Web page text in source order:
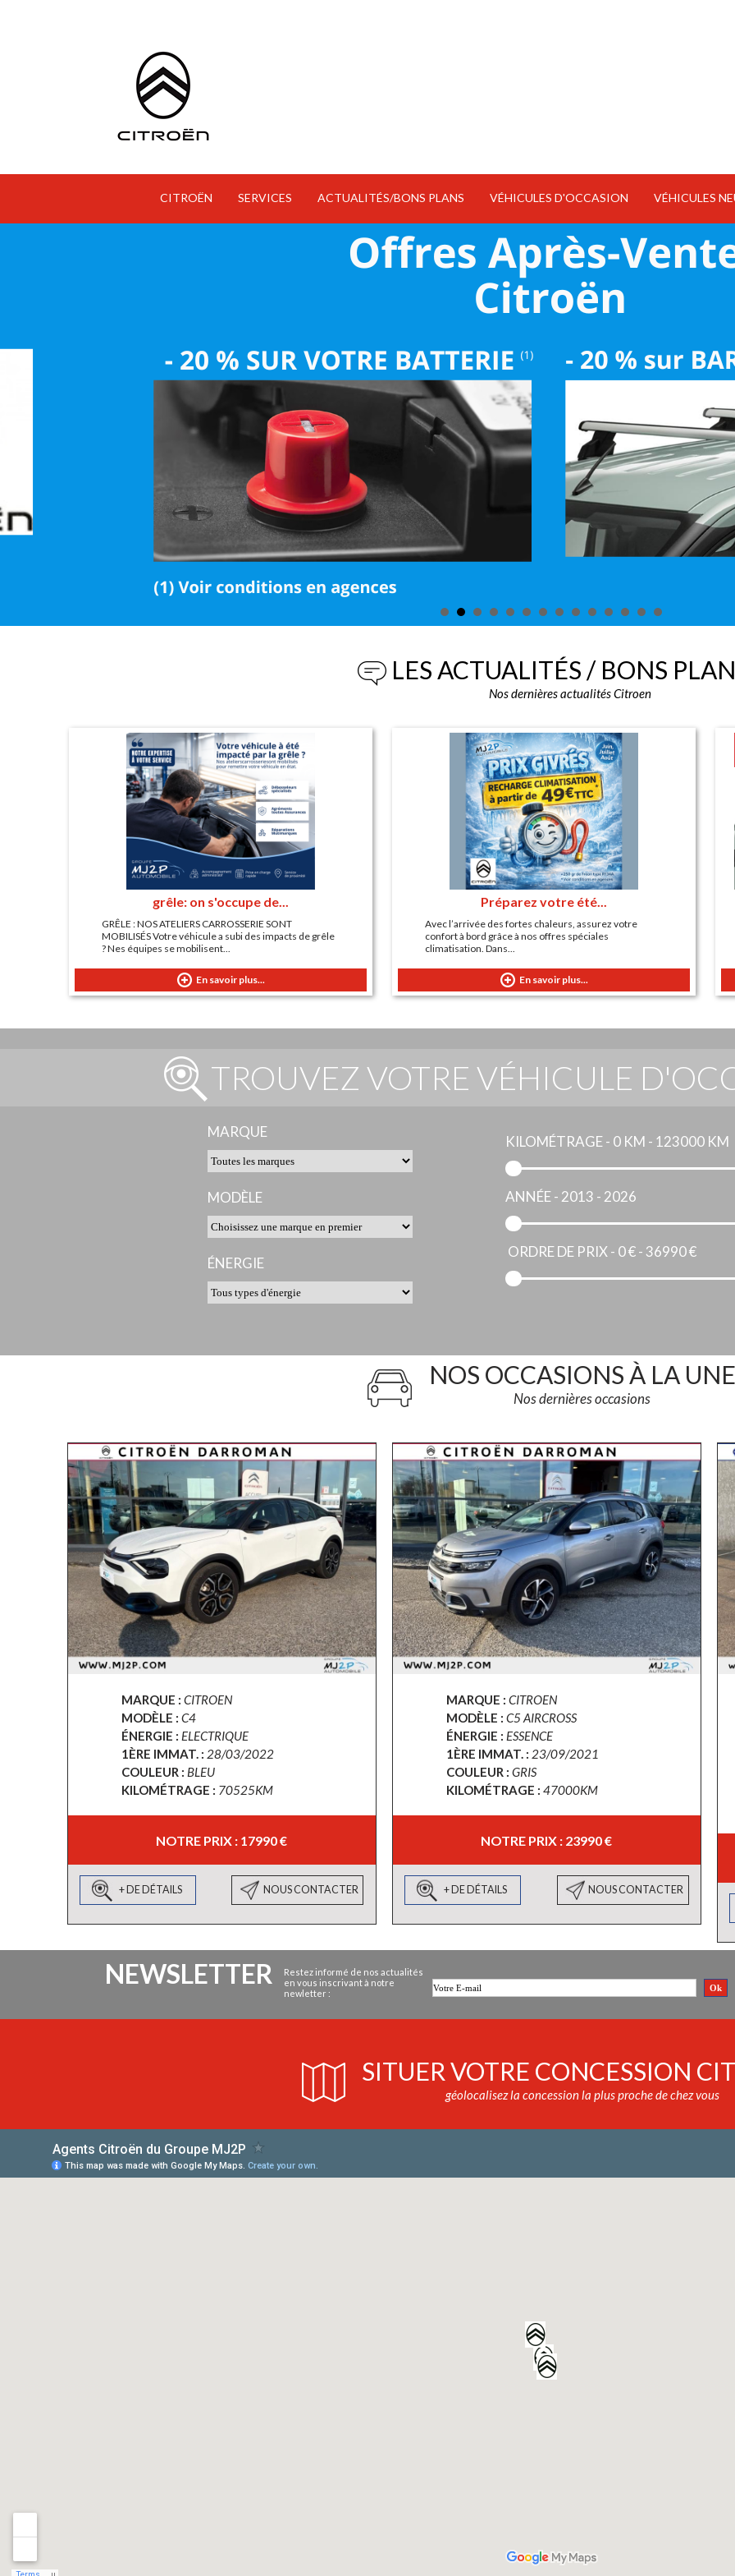
CITROËN SERVICES ACTUALITÉS/BONS PLANS VÉHICULES D'OCCASION VÉHICULES
LES ACTUALITÉS / BONS
Nos dernières actualités Citroen
grêle: on s'occupe de...
GRÊLE : NOS ATELIERS CARROSSERIE SONT
MOBILISÉS Votre véhicule a subi des impacts de grêle
? Nes équipes se mobilisent...
En savoir plus...
Préparez votre été...
Avec l’arrivée des fortes chaleurs, assurez votre
confort à bord grâce à nos offres spéciales
climatisation. Dans...
En savoir plus...
TROUVEZ VOTRE VÉHICULE
MARQUE
MODÈLE
ÉNERGIE
KILOMÉTRAGE - 0 KM - 123000 KM
ANNÉE - 2013 - 2026
ORDRE DE PRIX - 0 € - 36990 €
NOS OCCASIONS À LA UNE
Nos dernières occasions
MARQUE : CITROEN
MODÈLE : C4
ÉNERGIE : ELECTRIQUE
1ÈRE IMMAT. : 28/03/2022
COULEUR : BLEU
KILOMÉTRAGE : 70525KM
NOTRE PRIX : 17990 €
+ DE DÉTAILS NOUS CONTACTER
MARQUE : CITROEN
MODÈLE : C5 AIRCROSS
ÉNERGIE : ESSENCE
1ÈRE IMMAT. : 23/09/2021
COULEUR : GRIS
KILOMÉTRAGE : 47000KM
NOTRE PRIX : 23990 €
+ DE DÉTAILS NOUS CONTACTER
NEWSLETTER
Restez informé de nos actualités
en vous inscrivant à notre
newletter :
SITUER VOTRE CONCESSION
géolocalisez la concession la plus proche de chez vous